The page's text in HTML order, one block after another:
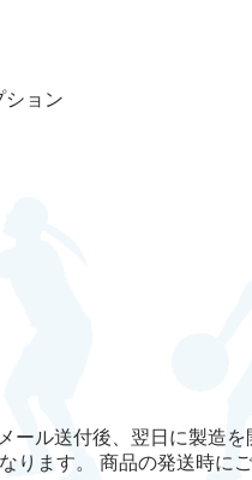
ション
ール送付後、翌日に製造
ります。 商品の発送時に